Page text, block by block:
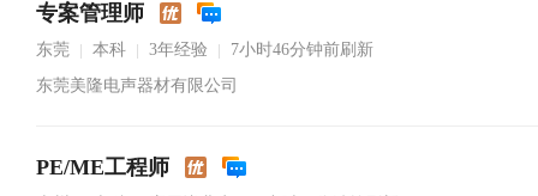
专案管理师
东莞 本科 3年经验
7小时46分钟前刷新
东莞美隆电声器材有限公司
PE/ME工程师